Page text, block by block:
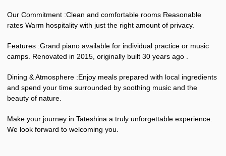
Our Commitment :Clean and comfortable rooms Reasonable
rates Warm hospitality with just the right amount of privacy.
Features :Grand piano available for individual practice or music
camps. Renovated in 2015, originally built 30 years ago .
Dining & Atmosphere :Enjoy meals prepared with local ingredients
and spend your time surrounded by soothing music and the
beauty of nature.
Make your journey in Tateshina a truly unforgettable experience.
We look forward to welcoming you.